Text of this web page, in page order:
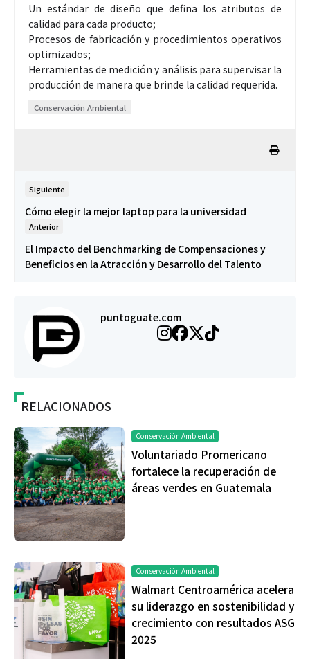
Un estándar de diseño que defina los atributos de
calidad para cada producto;
Procesos de fabricación y procedimientos operativos
optimizados;
Herramientas de medición y análisis para supervisar la
producción de manera que brinde la calidad requerida.
Conservación Ambiental
Siguiente
Cómo elegir la mejor laptop para la universidad
Anterior
El Impacto del Benchmarking de Compensaciones y
Beneficios en la Atracción y Desarrollo del Talento
puntoguate.com
RELACIONADOS
Conservación Ambiental
Voluntariado Promericano
fortalece la recuperación de
áreas verdes en Guatemala
Conservación Ambiental
Walmart Centroamérica acelera
su liderazgo en sostenibilidad y
crecimiento con resultados ASG
2025